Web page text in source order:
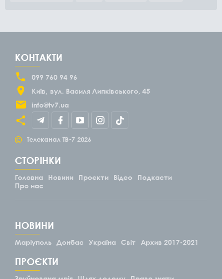
КОНТАКТИ
099 760 94 96
Київ
вул. Василя Липківського, 45
info@tv7.ua
© Телеканал ТВ-7 2026
СТОРІНКИ
Головна Новини Проєкти Відео
Подкасти
Про нас
НОВИНИ
Маріуполь Донбас Україна Світ Архив 2017-2021
ПРОЄКТИ